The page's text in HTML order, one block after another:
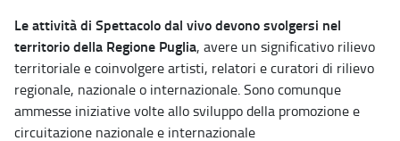
Le attività di Spettacolo dal vivo devono svolgersi nel
territorio della Regione Puglia, avere un significativo rilievo
territoriale e coinvolgere artisti, relatori e curatori di rilievo
regionale, nazionale o internazionale. Sono comunque
ammesse iniziative volte allo sviluppo della promozione e
circuitazione nazionale e internazionale